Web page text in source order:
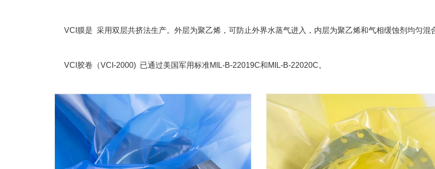
VCI膜是 采用双层共挤法生产。外层为聚乙烯，可防止外界水蒸气进入，内层为聚乙烯和气相缓蚀剂均匀混
VCI胶卷（VCI-2000) 已通过美国军用标准MIL-B-22019C和MIL-B-22020C。